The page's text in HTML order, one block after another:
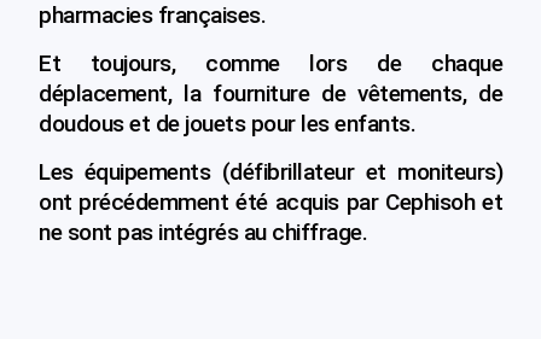
pharmacies françaises.
Et toujours, comme lors de chaque
déplacement, la fourniture de vêtements, de
doudous et de jouets pour les enfants.
Les équipements (défibrillateur et moniteurs)
ont précédemment été acquis par Cephisoh et
ne sont pas intégrés au chiffrage.